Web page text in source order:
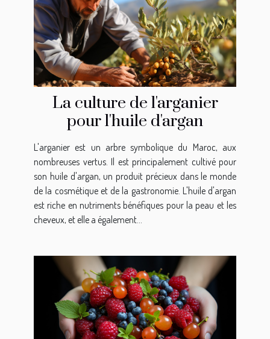
La culture de l'arganier
pour l'huile d'argan
L'arganier est un arbre symbolique du Maroc, aux
nombreuses vertus. Il est principalement cultivé pour
son huile d'argan, un produit précieux dans le monde
de la cosmétique et de la gastronomie. L'huile d'argan
est riche en nutriments bénéfiques pour la peau et les
cheveux, et elle a également...